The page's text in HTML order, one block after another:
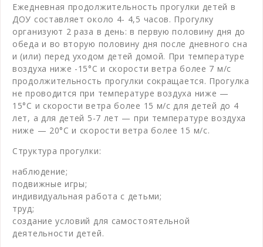
Ежедневная продолжительность прогулки детей в
ДОУ составляет около 4- 4,5 часов. Прогулку
организуют 2 раза в день: в первую половину дня до
обеда и во вторую половину дня после дневного сна
и (или) перед уходом детей домой. При температуре
воздуха ниже -15°С и скорости ветра более 7 м/с
продолжительность прогулки сокращается. Прогулка
не проводится при температуре воздуха ниже —
15°С и скорости ветра более 15 м/с для детей до 4
лет, а для детей 5-7 лет — при температуре воздуха
ниже — 20°С и скорости ветра более 15 м/с.
Структура прогулки:
наблюдение;
подвижные игры;
индивидуальная работа с детьми;
труд;
создание условий для самостоятельной
деятельности детей.